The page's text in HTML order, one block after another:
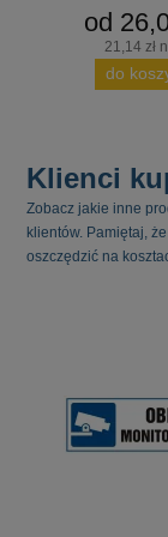
od
21,14 zł
do
Klienci
Zobacz jakie inne
klientów. Pamiętaj,
oszczędzić na